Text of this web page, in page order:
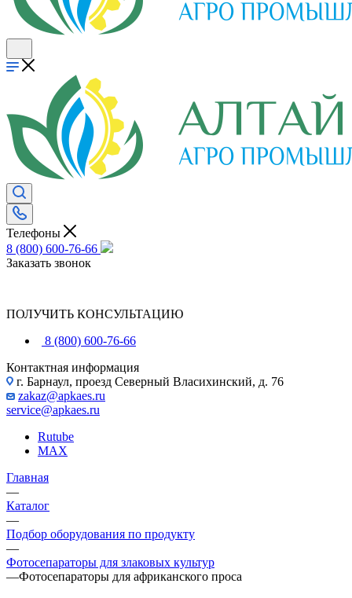
Телефоны
8 (800) 600-76-66
Заказать звонок
ПОЛУЧИТЬ КОНСУЛЬТАЦИЮ
8 (800) 600-76-66
Контактная информация
г. Барнаул, проезд Северный Власихинский, д. 76
zakaz@apkaes.ru
service@apkaes.ru
Rutube
MAX
Главная
—
Каталог
—
Подбор оборудования по продукту
—
Фотосепараторы для злаковых культур
—Фотосепараторы для африканского проса